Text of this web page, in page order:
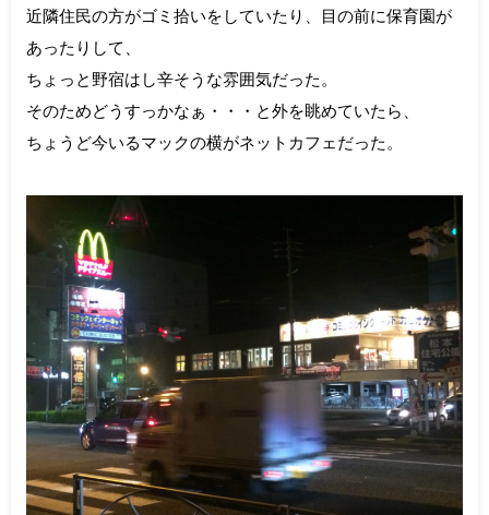
近隣住民の方がゴミ拾いをしていたり、目の前に保育園が
あったりして、
ちょっと野宿はし辛そうな雰囲気だった。
そのためどうすっかなぁ・・・と外を眺めていたら、
ちょうど今いるマックの横がネットカフェだった。